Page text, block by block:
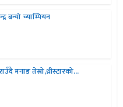
बन्यो च्याम्पियन
मनाङ तेस्रो,थ्रीस्टारको...